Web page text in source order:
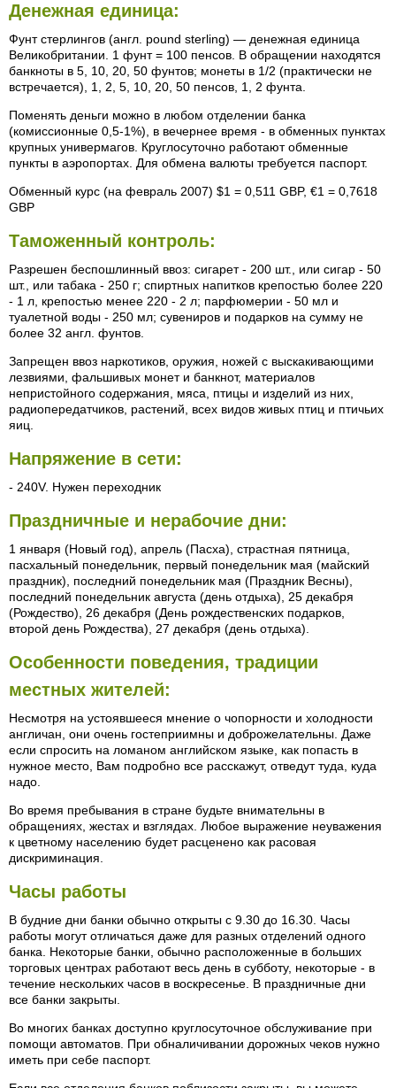
Денежная единица:
Фунт стерлингов (англ. pound sterling) — денежная единица
Великобритании. 1 фунт = 100 пенсов. В обращении находятся
банкноты в 5, 10, 20, 50 фунтов; монеты в 1/2 (практически не
встречается), 1, 2, 5, 10, 20, 50 пенсов, 1, 2 фунта.
Поменять деньги можно в любом отделении банка
(комиссионные 0,5-1%), в вечернее время - в обменных пунктах
крупных универмагов. Круглосуточно работают обменные
пункты в аэропортах. Для обмена валюты требуется паспорт.
Обменный курс (на февраль 2007) $1 = 0,511 GBP, €1 = 0,7618
GBP
Таможенный контроль:
Разрешен беспошлинный ввоз: сигарет - 200 шт., или сигар - 50
шт., или табака - 250 г; спиртных напитков крепостью более 220
- 1 л, крепостью менее 220 - 2 л; парфюмерии - 50 мл и
туалетной воды - 250 мл; сувениров и подарков на сумму не
более 32 англ. фунтов.
Запрещен ввоз наркотиков, оружия, ножей с выскакивающими
лезвиями, фальшивых монет и банкнот, материалов
непристойного содержания, мяса, птицы и изделий из них,
радиопередатчиков, растений, всех видов живых птиц и птичьих
яиц.
Напряжение в сети:
- 240V. Нужен переходник
Праздничные и нерабочие дни:
1 января (Новый год), апрель (Пасха), страстная пятница,
пасхальный понедельник, первый понедельник мая (майский
праздник), последний понедельник мая (Праздник Весны),
последний понедельник августа (день отдыха), 25 декабря
(Рождество), 26 декабря (День рождественских подарков,
второй день Рождества), 27 декабря (день отдыха).
Особенности поведения, традиции
местных жителей:
Несмотря на устоявшееся мнение о чопорности и холодности
англичан, они очень гостеприимны и доброжелательны. Даже
если спросить на ломаном английском языке, как попасть в
нужное место, Вам подробно все расскажут, отведут туда, куда
надо.
Во время пребывания в стране будьте внимательны в
обращениях, жестах и взглядах. Любое выражение неуважения
к цветному населению будет расценено как расовая
дискриминация.
Часы работы
В будние дни банки обычно открыты с 9.30 до 16.30. Часы
работы могут отличаться даже для разных отделений одного
банка. Некоторые банки, обычно расположенные в больших
торговых центрах работают весь день в субботу, некоторые - в
течение нескольких часов в воскресенье. В праздничные дни
все банки закрыты.
Во многих банках доступно круглосуточное обслуживание при
помощи автоматов. При обналичивании дорожных чеков нужно
иметь при себе паспорт.